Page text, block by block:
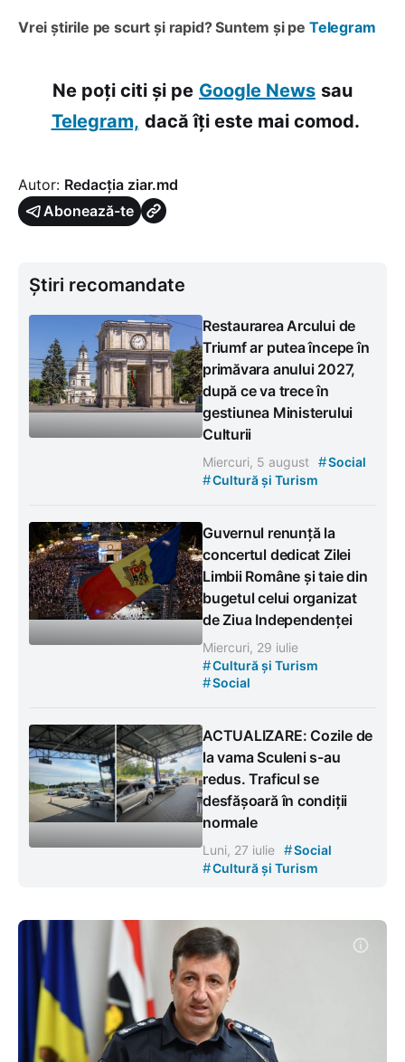
Vrei știrile pe scurt și rapid? Suntem și pe Telegram
Ne poți citi și pe Google News sau
Telegram, dacă îți este mai comod.
Autor: Redacția ziar.md
Abonează-te
Știri recomandate
Restaurarea Arcului de
Triumf ar putea începe în
primăvara anului 2027,
după ce va trece în
gestiunea Ministerului
Culturii
Miercuri, 5 august #Social
#Cultură și Turism
Guvernul renunță la
concertul dedicat Zilei
Limbii Române și taie din
bugetul celui organizat
de Ziua Independenței
Miercuri, 29 iulie
#Cultură și Turism
#Social
ACTUALIZARE: Cozile de
la vama Sculeni s-au
redus. Traficul se
desfășoară în condiții
normale
Luni, 27 iulie #Social
#Cultură și Turism